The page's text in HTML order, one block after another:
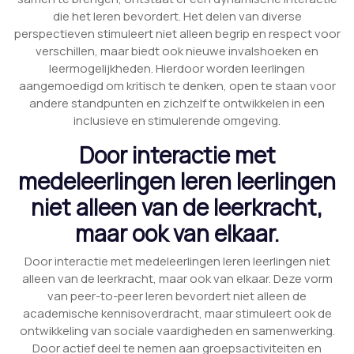
die het leren bevordert. Het delen van diverse
perspectieven stimuleert niet alleen begrip en respect voor
verschillen, maar biedt ook nieuwe invalshoeken en
leermogelijkheden. Hierdoor worden leerlingen
aangemoedigd om kritisch te denken, open te staan voor
andere standpunten en zichzelf te ontwikkelen in een
inclusieve en stimulerende omgeving.
Door interactie met
medeleerlingen leren leerlingen
niet alleen van de leerkracht,
maar ook van elkaar.
Door interactie met medeleerlingen leren leerlingen niet
alleen van de leerkracht, maar ook van elkaar. Deze vorm
van peer-to-peer leren bevordert niet alleen de
academische kennisoverdracht, maar stimuleert ook de
ontwikkeling van sociale vaardigheden en samenwerking.
Door actief deel te nemen aan groepsactiviteiten en